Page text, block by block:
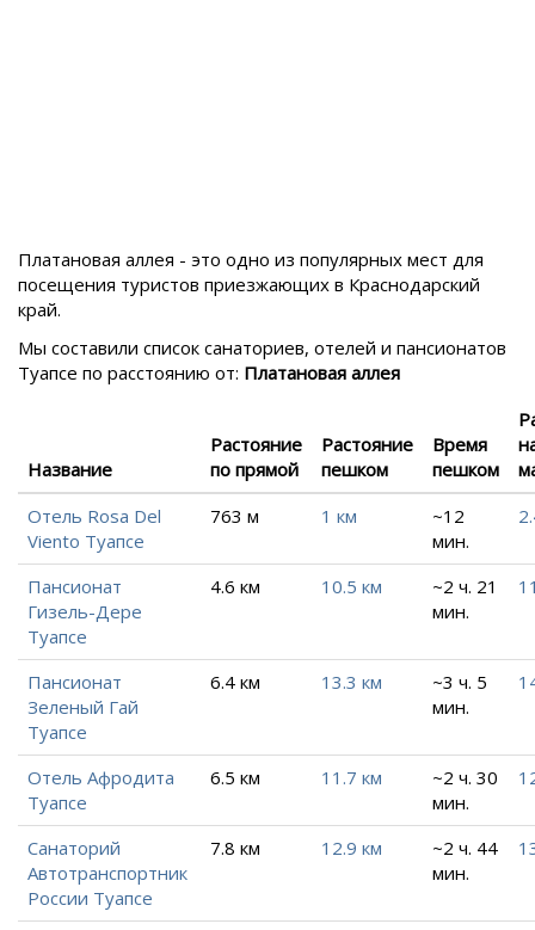
Платановая аллея - это одно из популярных мест для
посещения туристов приезжающих в Краснодарский
край.
Мы составили список санаториев, отелей и пансионатов
Туапсе по расстоянию от: Платановая аллея
Название
Растояние
по прямой
Растояние
пешком
Время
пешком
Отель Rosa Del
Viento Туапсе
763 м 1 км
~12
мин.
Пансионат
Гизель-Дере
Туапсе
4.6 км 10.5 км
~2 ч. 21
мин.
Пансионат
Зеленый Гай
Туапсе
6.4 км 13.3 км
~3 ч. 5
мин.
Отель Афродита
Туапсе
6.5 км 11.7 км
~2 ч. 30
мин.
Санаторий
Автотранспортник
России Туапсе
7.8 км 12.9 км
~2 ч. 44
мин.